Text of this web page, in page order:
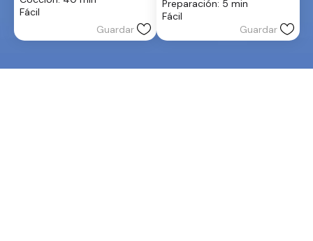
5
estrellas.
Fácil
Guardar
de
5
Preparación: 5 min
Fácil
Guardar